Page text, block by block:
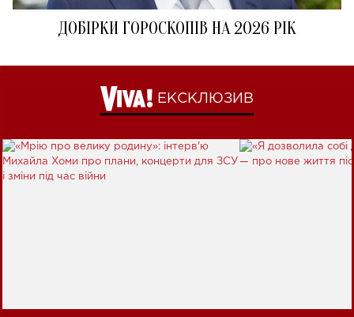
ДОБІРКИ ГОРОСКОПІВ НА 2026 РІК
ЕКСКЛЮЗИВ